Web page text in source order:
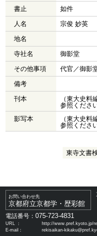
書止
如件
人名
宗俊 妙英
地名
寺社名
御影堂
その他事項
代官／御影
備考
刊本
（東大史
参照くださ
影写本
（東大史
参照くださ
東寺文書
お問い合わせ先
京都府立京都学・歴彩館
電話番号：075-723-4831
URL ：
http://www.pref.kyoto.jp/
E-mail：
rekisaikan-